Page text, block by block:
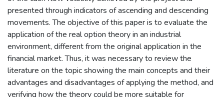
presented through indicators of ascending and descending
movements. The objective of this paper is to evaluate the
application of the real option theory in an industrial
environment, different from the original application in the
financial market. Thus, it was necessary to review the
literature on the topic showing the main concepts and their
advantages and disadvantages of applying the method, and
verifying how the theory could be more suitable for